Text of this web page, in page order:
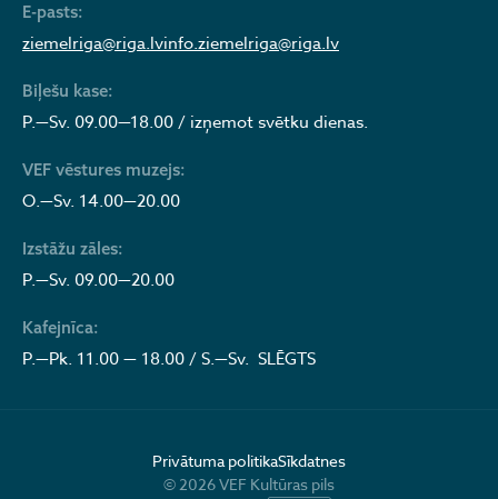
E-pasts:
ziemelriga@riga.lvinfo.ziemelriga@riga.lv
Biļešu kase:
P.—Sv. 09.00—18.00 / izņemot svētku dienas.
VEF vēstures muzejs:
O.—Sv. 14.00—20.00
Izstāžu zāles:
P.—Sv. 09.00—20.00
Kafejnīca:
P.—Pk. 11.00 — 18.00 / S.—Sv. SLĒGTS
Privātuma politikaSīkdatnes
© 2026 VEF Kultūras pils